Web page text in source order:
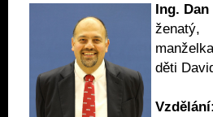
Ing.
ženatý,
děti
Vzdělání: